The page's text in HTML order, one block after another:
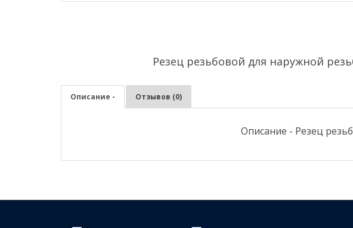
Резец резьбовой для наружной
Описание - Отзывов (0)
Описание - Резец